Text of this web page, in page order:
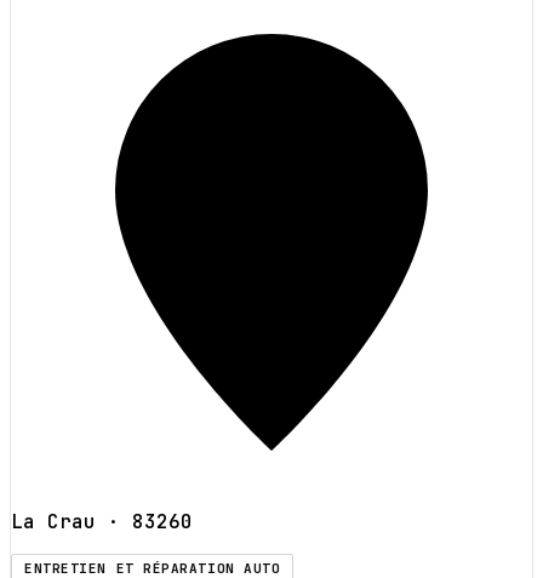
La Crau · 83260
ENTRETIEN ET RÉPARATION AUTO